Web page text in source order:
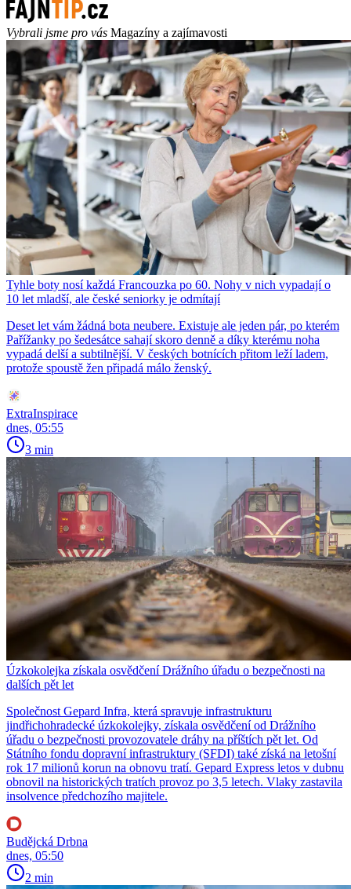
Vybrali jsme pro vás Magazíny a zajímavosti
Tyhle boty nosí každá Francouzka po 60. Nohy v nich vypadají o
10 let mladší, ale české seniorky je odmítají
Deset let vám žádná bota neubere. Existuje ale jeden pár, po kterém
Pařížanky po šedesátce sahají skoro denně a díky kterému noha
vypadá delší a subtilnější. V českých botnících přitom leží ladem,
protože spoustě žen připadá málo ženský.
ExtraInspirace
dnes, 05:55
3 min
Úzkokolejka získala osvědčení Drážního úřadu o bezpečnosti na
dalších pět let
Společnost Gepard Infra, která spravuje infrastrukturu
jindřichohradecké úzkokolejky, získala osvědčení od Drážního
úřadu o bezpečnosti provozovatele dráhy na příštích pět let. Od
Státního fondu dopravní infrastruktury (SFDI) také získá na letošní
rok 17 milionů korun na obnovu tratí. Gepard Express letos v dubnu
obnovil na historických tratích provoz po 3,5 letech. Vlaky zastavila
insolvence předchozího majitele.
Budějcká Drbna
dnes, 05:50
2 min